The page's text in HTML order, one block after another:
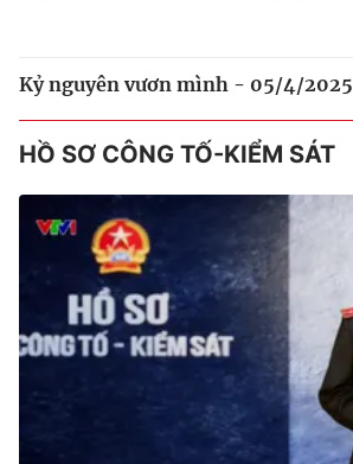
Kỷ nguyên vươn mình - 05/4/2025
HỒ SƠ CÔNG TỐ-KIỂM SÁT